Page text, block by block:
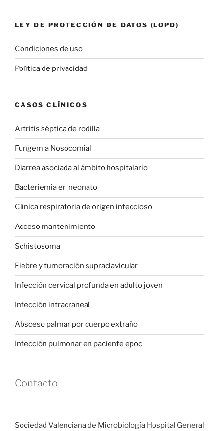
LEY DE PROTECCIÓN DE DATOS (LOPD)
Condiciones de uso
Política de privacidad
CASOS CLÍNICOS
Artritis séptica de rodilla
Fungemia Nosocomial
Diarrea asociada al ámbito hospitalario
Bacteriemia en neonato
Clínica respiratoria de origen infeccioso
Acceso mantenimiento
Schistosoma
Fiebre y tumoración supraclavicular
Infección cervical profunda en adulto joven
Infección intracraneal
Absceso palmar por cuerpo extraño
Infección pulmonar en paciente epoc
Contacto
Sociedad Valenciana de Microbiología Hospital General